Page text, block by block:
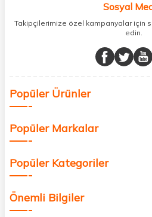
minerallere kadar binlerce ürünü uygun
sunuyoruz.
buluşturuyor ve online alışveriş
Sağlık, güzellik ve iyi yaşam için
değer katmak için
Sosyal
Takipçilerimize özel kampanyalar için
edin.
Popüler Ürünler
Popüler Markalar
Popüler Kategoriler
Önemli Bilgiler